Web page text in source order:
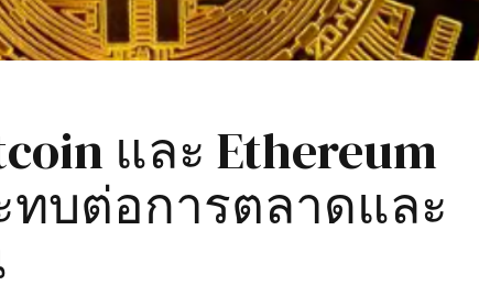
และ Ethereum
ทบต่อการตลาดและ